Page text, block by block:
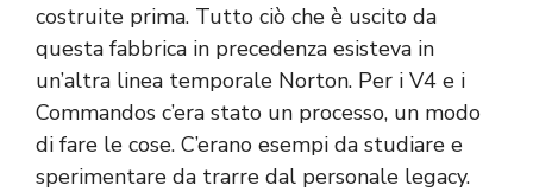
costruite prima. Tutto ciò che è uscito da
questa fabbrica in precedenza esisteva in
un’altra linea temporale Norton. Per i V4 e i
Commandos c’era stato un processo, un modo
di fare le cose. C’erano esempi da studiare e
sperimentare da trarre dal personale legacy.